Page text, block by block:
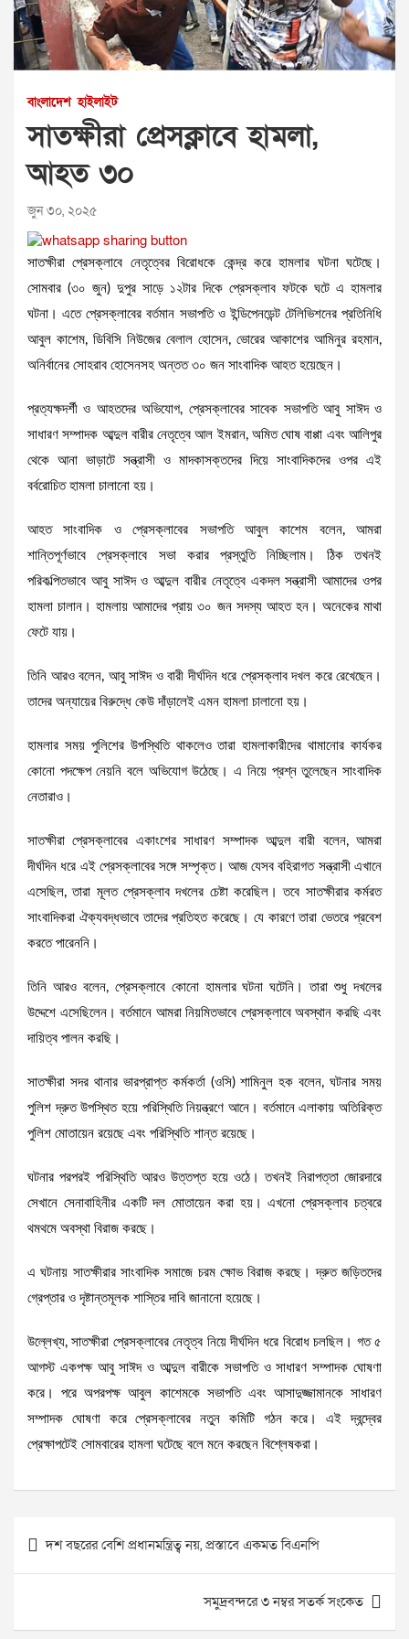
বাংলাদেশ হাইলাইট
সাতক্ষীরা প্রেসক্লাবে হামলা,
আহত ৩০
জুন ৩০, ২০২৫
সাতক্ষীরা প্রেসক্লাবে নেতৃত্বের বিরোধকে কেন্দ্র করে হামলার ঘটনা ঘটেছে।
সোমবার (৩০ জুন) দুপুর সাড়ে ১২টার দিকে প্রেসক্লাব ফটকে ঘটে এ হামলার
ঘটনা। এতে প্রেসক্লাবের বর্তমান সভাপতি ও ইন্ডিপেনডেন্ট টেলিভিশনের প্রতিনিধি
আবুল কাশেম, ডিবিসি নিউজের বেলাল হোসেন, ভোরের আকাশের আমিনুর রহমান,
অনির্বানের সোহরাব হোসেনসহ অন্তত ৩০ জন সাংবাদিক আহত হয়েছেন।
প্রত্যক্ষদর্শী ও আহতদের অভিযোগ, প্রেসক্লাবের সাবেক সভাপতি আবু সাঈদ ও
সাধারণ সম্পাদক আব্দুল বারীর নেতৃত্বে আল ইমরান, অমিত ঘোষ বাপ্পা এবং আলিপুর
থেকে আনা ভাড়াটে সন্ত্রাসী ও মাদকাসক্তদের দিয়ে সাংবাদিকদের ওপর এই
বর্বরোচিত হামলা চালানো হয়।
আহত সাংবাদিক ও প্রেসক্লাবের সভাপতি আবুল কাশেম বলেন, আমরা
শান্তিপূর্ণভাবে প্রেসক্লাবে সভা করার প্রস্তুতি নিচ্ছিলাম। ঠিক তখনই
পরিকল্পিতভাবে আবু সাঈদ ও আব্দুল বারীর নেতৃত্বে একদল সন্ত্রাসী আমাদের ওপর
হামলা চালান। হামলায় আমাদের প্রায় ৩০ জন সদস্য আহত হন। অনেকের মাথা
ফেটে যায়।
তিনি আরও বলেন, আবু সাঈদ ও বারী দীর্ঘদিন ধরে প্রেসক্লাব দখল করে রেখেছেন।
তাদের অন্যায়ের বিরুদ্ধে কেউ দাঁড়ালেই এমন হামলা চালানো হয়।
হামলার সময় পুলিশের উপস্থিতি থাকলেও তারা হামলাকারীদের থামানোর কার্যকর
কোনো পদক্ষেপ নেয়নি বলে অভিযোগ উঠেছে। এ নিয়ে প্রশ্ন তুলেছেন সাংবাদিক
নেতারাও।
সাতক্ষীরা প্রেসক্লাবের একাংশের সাধারণ সম্পাদক আব্দুল বারী বলেন, আমরা
দীর্ঘদিন ধরে এই প্রেসক্লাবের সঙ্গে সম্পৃক্ত। আজ যেসব বহিরাগত সন্ত্রাসী এখানে
এসেছিল, তারা মূলত প্রেসক্লাব দখলের চেষ্টা করেছিল। তবে সাতক্ষীরার কর্মরত
সাংবাদিকরা ঐক্যবদ্ধভাবে তাদের প্রতিহত করেছে। যে কারণে তারা ভেতরে প্রবেশ
করতে পারেননি।
তিনি আরও বলেন, প্রেসক্লাবে কোনো হামলার ঘটনা ঘটেনি। তারা শুধু দখলের
উদ্দেশে এসেছিলেন। বর্তমানে আমরা নিয়মিতভাবে প্রেসক্লাবে অবস্থান করছি এবং
দায়িত্ব পালন করছি।
সাতক্ষীরা সদর থানার ভারপ্রাপ্ত কর্মকর্তা (ওসি) শামিনুল হক বলেন, ঘটনার সময়
পুলিশ দ্রুত উপস্থিত হয়ে পরিস্থিতি নিয়ন্ত্রণে আনে। বর্তমানে এলাকায় অতিরিক্ত
পুলিশ মোতায়েন রয়েছে এবং পরিস্থিতি শান্ত রয়েছে।
ঘটনার পরপরই পরিস্থিতি আরও উত্তপ্ত হয়ে ওঠে। তখনই নিরাপত্তা জোরদারে
সেখানে সেনাবাহিনীর একটি দল মোতায়েন করা হয়। এখনো প্রেসক্লাব চত্বরে
থমথমে অবস্থা বিরাজ করছে।
এ ঘটনায় সাতক্ষীরার সাংবাদিক সমাজে চরম ক্ষোভ বিরাজ করছে। দ্রুত জড়িতদের
গ্রেপ্তার ও দৃষ্টান্তমূলক শাস্তির দাবি জানানো হয়েছে।
উল্লেখ্য, সাতক্ষীরা প্রেসক্লাবের নেতৃত্ব নিয়ে দীর্ঘদিন ধরে বিরোধ চলছিল। গত ৫
আগস্ট একপক্ষ আবু সাঈদ ও আব্দুল বারীকে সভাপতি ও সাধারণ সম্পাদক ঘোষণা
করে। পরে অপরপক্ষ আবুল কাশেমকে সভাপতি এবং আসাদুজ্জামানকে সাধারণ
সম্পাদক ঘোষণা করে প্রেসক্লাবের নতুন কমিটি গঠন করে। এই দ্বন্দ্বের
প্রেক্ষাপটেই সোমবারের হামলা ঘটেছে বলে মনে করছেন বিশ্লেষকরা।
Post
navigation
দশ বছরের বেশি প্রধানমন্ত্রিত্ব নয়, প্রস্তাবে একমত বিএনপি
সমুদ্রবন্দরে ৩ নম্বর সতর্ক সংকেত